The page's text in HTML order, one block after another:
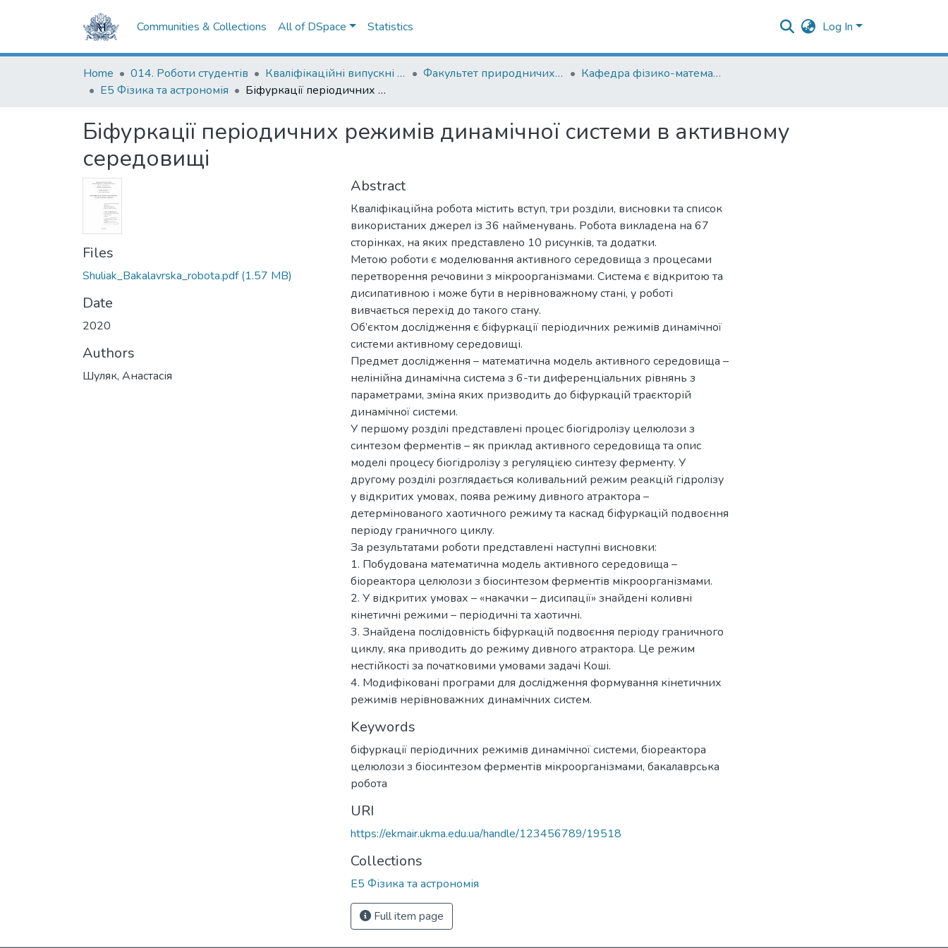
Communities & Collections All of DSpace Statistics Log In
Home 014. Роботи студентів Кваліфікаційні випускні роботи здобувачів вищої освіти бакалаврських програм Факультет природничих наук
Кафедра фізико-математичних наук
Е5 Фізика та астрономія
Біфуркації періодичних режимів динамічної системи в активному середовищі
Біфуркації періодичних режимів динамічної системи в активному
середовищі
Files
Shuliak_Bakalavrska_robota.pdf(1.57 MB)
Date
2020
Authors
Шуляк, Анастасія
Abstract
Кваліфікаційна робота містить вступ, три розділи, висновки та список
використаних джерел із 36 найменувань. Робота викладена на 67
сторінках, на яких представлено 10 рисунків, та додатки.
Метою роботи є моделювання активного середовища з процесами
перетворення речовини з мікроорганізмами. Система є відкритою та
дисипативною і може бути в нерівноважному стані, у роботі
вивчається перехід до такого стану.
Об’єктом дослідження є біфуркації періодичних режимів динамічної
системи активному середовищі.
Предмет дослідження – математична модель активного середовища –
нелінійна динамічна система з 6-ти диференціальних рівнянь з
параметрами, зміна яких призводить до біфуркацій траєкторій
динамічної системи.
У першому розділі представлені процес біогідролізу целюлози з
синтезом ферментів – як приклад активного середовища та опис
моделі процесу біогідролізу з регуляцією синтезу ферменту. У
другому розділі розглядається коливальний режим реакцій гідролізу
у відкритих умовах, поява режиму дивного атрактора –
детермінованого хаотичного режиму та каскад біфуркацій подвоєння
періоду граничного циклу.
За результатами роботи представлені наступні висновки:
1. Побудована математична модель активного середовища –
біореактора целюлози з біосинтезом ферментів мікроорганізмами.
2. У відкритих умовах – «накачки – дисипації» знайдені коливні
кінетичні режими – періодичні та хаотичні.
3. Знайдена послідовність біфуркацій подвоєння періоду граничного
циклу, яка приводить до режиму дивного атрактора. Це режим
нестійкості за початковими умовами задачі Коші.
4. Модифіковані програми для дослідження формування кінетичних
режимів нерівноважних динамічних систем.
Keywords
біфуркації періодичних режимів динамічної системи, біореактора
целюлози з біосинтезом ферментів мікроорганізмами, бакалаврська
робота
URI
https://ekmair.ukma.edu.ua/handle/123456789/19518
Collections
Е5 Фізика та астрономія
Full item page